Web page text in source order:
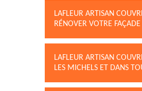
LAFLEUR ARTISAN
RÉNOVER VOTRE FAÇADE
LAFLEUR ARTISAN
LES MICHELS ET DANS